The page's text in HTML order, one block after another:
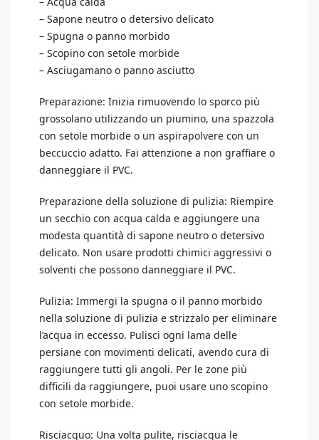
– Sapone neutro o detersivo delicato
– Spugna o panno morbido
– Scopino con setole morbide
– Asciugamano o panno asciutto
Preparazione: Inizia rimuovendo lo sporco più
grossolano utilizzando un piumino, una spazzola
con setole morbide o un aspirapolvere con un
beccuccio adatto. Fai attenzione a non graffiare o
danneggiare il PVC.
Preparazione della soluzione di pulizia: Riempire
un secchio con acqua calda e aggiungere una
modesta quantità di sapone neutro o detersivo
delicato. Non usare prodotti chimici aggressivi o
solventi che possono danneggiare il PVC.
Pulizia: Immergi la spugna o il panno morbido
nella soluzione di pulizia e strizzalo per eliminare
l’acqua in eccesso. Pulisci ogni lama delle
persiane con movimenti delicati, avendo cura di
raggiungere tutti gli angoli. Per le zone più
difficili da raggiungere, puoi usare uno scopino
con setole morbide.
Risciacquo: Una volta pulite, risciacqua le